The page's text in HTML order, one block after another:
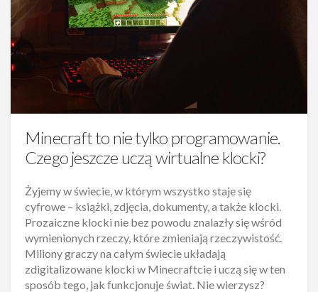
Minecraft to nie tylko programowanie.
Czego jeszcze uczą wirtualne klocki?
Żyjemy w świecie, w którym wszystko staje się
cyfrowe – książki, zdjęcia, dokumenty, a także klocki.
Prozaiczne klocki nie bez powodu znalazły się wśród
wymienionych rzeczy, które zmieniają rzeczywistość.
Miliony graczy na całym świecie układają
zdigitalizowane klocki w Minecraftcie i uczą się w ten
sposób tego, jak funkcjonuje świat. Nie wierzysz?